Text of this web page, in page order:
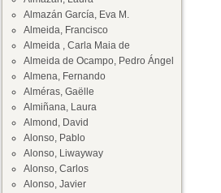
Almazán García, Eva M.
Almeida, Francisco
Almeida , Carla Maia de
Almeida de Ocampo, Pedro Ángel
Almena, Fernando
Alméras, Gaëlle
Almiñana, Laura
Almond, David
Alonso, Pablo
Alonso, Liwayway
Alonso, Carlos
Alonso, Javier